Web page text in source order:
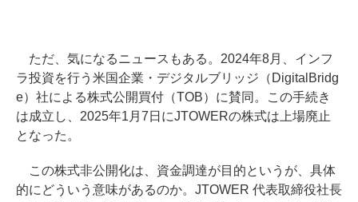
ただ、気になるニュースもある。2024年8月、インフ
ラ投資を行う米国企業・デジタルブリッジ（DigitalBridg
e）社による株式公開買付（TOB）に賛同。この手続き
は成立し、2025年1月7日にJTOWERの株式は上場廃止
となった。
この株式非公開化は、資金調達が目的というが、具体
的にどういう意味があるのか。JTOWER 代表取締役社長